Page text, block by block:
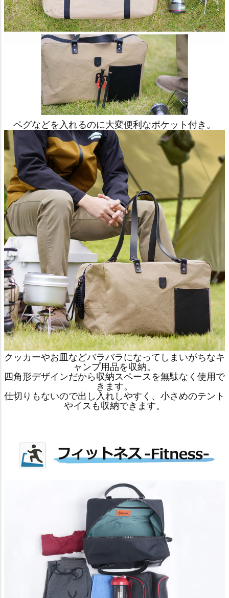
ペグなどを入れるのに大変便利なポケット付き。
クッカーやお皿などバラバラになってしまいがちなキ
ャンプ用品を収納。
四角形デザインだから収納スペースを無駄なく使用で
きます。
仕切りもないので出し入れしやすく、小さめのテント
やイスも収納できます。